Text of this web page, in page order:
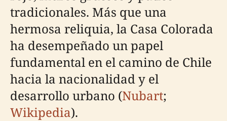
tradicionales. Más que una
hermosa reliquia, la Casa Colorada
ha desempeñado un papel
fundamental en el camino de Chile
hacia la nacionalidad y el
desarrollo urbano (Nubart;
Wikipedia).